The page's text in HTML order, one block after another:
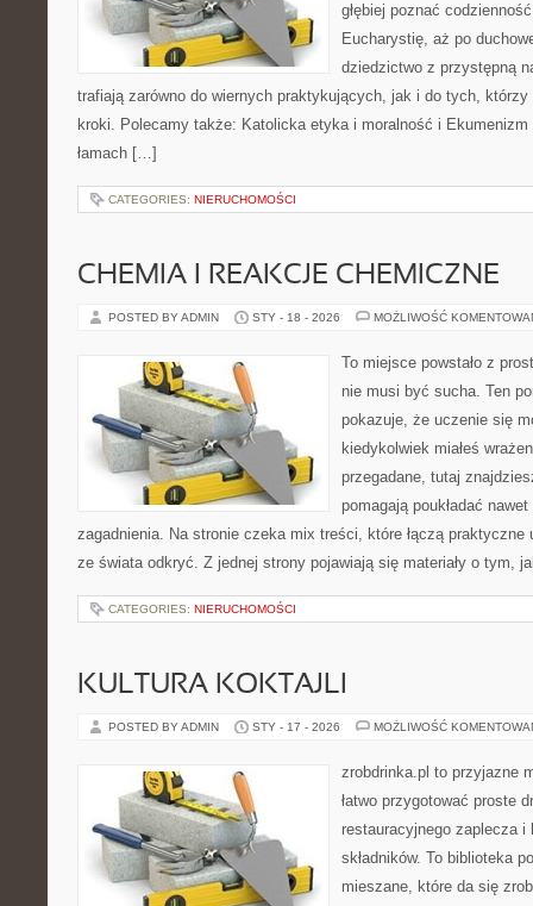
głębiej poznać
Eucharystię, aż po
dziedzictwo z przystępną
trafiają zarówno do wiernych praktykujących, jak i do tych, którzy
kroki. Polecamy także: Katolicka etyka i moralność i
łamach […]
CATEGORIES: NIERUCHOMOŚCI
CHEMIA I REAKCJE CHEMICZNE
POSTED BY ADMIN STY - 18 - 2026 MOŻLIWOŚĆ
To miejsce powstało z
nie musi być sucha. Ten
pokazuje, że uczenie się
kiedykolwiek miałeś
przegadane, tutaj
pomagają poukładać
zagadnienia. Na stronie czeka mix treści, które łączą
ze świata odkryć. Z jednej strony pojawiają się materiały o tym,
CATEGORIES: NIERUCHOMOŚCI
KULTURA KOKTAJLI
POSTED BY ADMIN STY - 17 - 2026 MOŻLIWOŚĆ
zrobdrinka.pl to przyjazne
łatwo przygotować proste
restauracyjnego zaplecza
składników. To biblioteka
mieszane, które da się